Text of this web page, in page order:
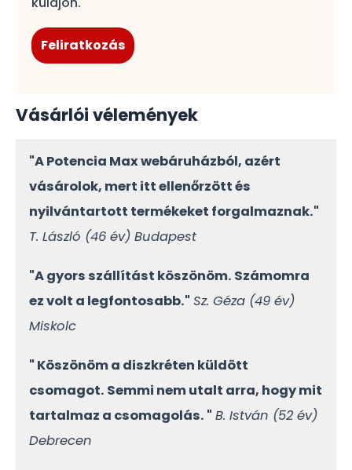
Vásárlói vélemények
"A Potencia Max webáruházból, azért
vásárolok, mert itt ellenőrzött és
nyilvántartott termékeket forgalmaznak."
T. László (46 év) Budapest
"A gyors szállítást köszönöm. Számomra
ez volt a legfontosabb." Sz. Géza (49 év)
Miskolc
" Köszönöm a diszkréten küldött
csomagot. Semmi nem utalt arra, hogy mit
tartalmaz a csomagolás. " B. István (52 év)
Debrecen